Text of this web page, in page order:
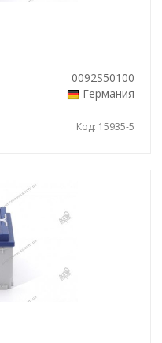
0092S50100
Германия
Код: 15935-5